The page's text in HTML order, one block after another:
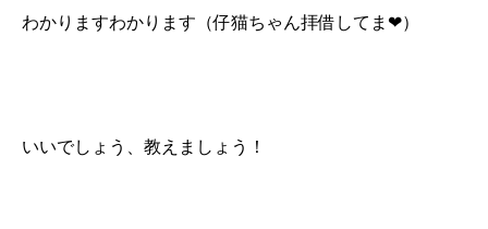
わかりますわかります（仔猫ちゃん拝借してま❤︎）
いいでしょう、教えましょう！